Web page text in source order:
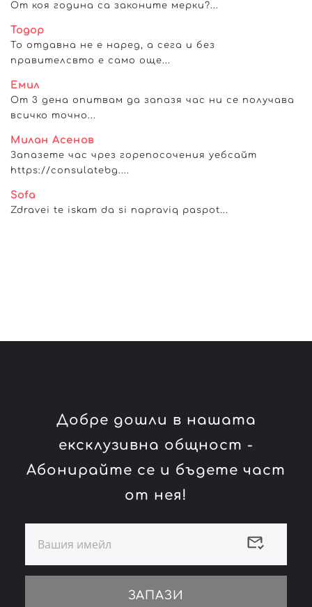
От коя година са законите мерки?...
Тодор
То отдавна не е наред, а сега и без
правителсвто е само още...
Емил
От 3 дена опитвам да запазя час ни се получава
всичко точно...
Милан Асенов
Запазете час чрез горепосочения уебсайт
https://consulatebg....
Sofa
Zdravei te iskam da si napraviq paspot...
Добре дошли в нашата
ексклузивна общност -
Абонирайте се и бъдете част
от нея!
ЗАПАЗИ